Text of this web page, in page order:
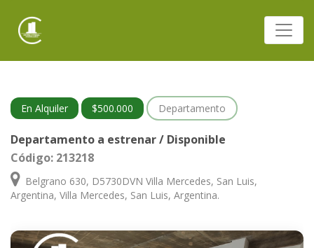
En Alquiler $500.000 Departamento
Departamento a estrenar / Disponible
Código: 213218
Belgrano 630, D5730DVN Villa Mercedes, San Luis,
Argentina, Villa Mercedes, San Luis, Argentina.